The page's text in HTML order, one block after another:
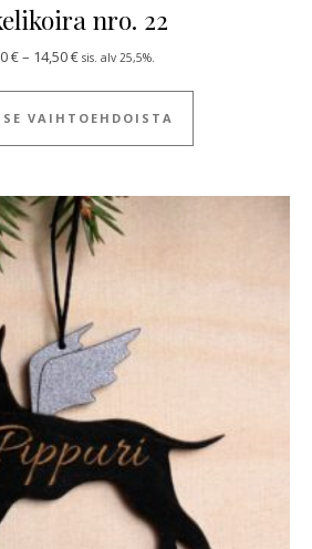
nro. 22
€– 14,50€Hintaluokka: 12,50 € - 14,50 €
sis. alv 25,5%.
VAIHTOEHDOISTA
Tällä tuotteella